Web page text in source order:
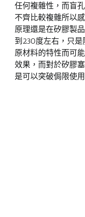
任何複雜性，而盲
不齊比較複雜所以
原理還是在矽膠製
到230度左右，只
原材料的特性而可
效果，而對於矽膠
是可以突破侷限使用